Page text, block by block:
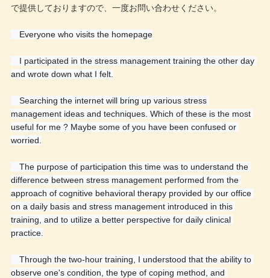
で提供しておりますので、一度お問い合わせください。
Everyone who visits the homepage
I participated in the stress management training the other day
and wrote down what I felt.
Searching the internet will bring up various stress
management ideas and techniques. Which of these is the most
useful for me ? Maybe some of you have been confused or
worried.
The purpose of participation this time was to understand the
difference between stress management performed from the
approach of cognitive behavioral therapy provided by our office
on a daily basis and stress management introduced in this
training, and to utilize a better perspective for daily clinical
practice.
Through the two-hour training, I understood that the ability to
observe one's condition, the type of coping method, and